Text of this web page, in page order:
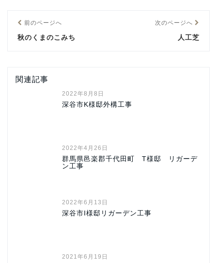
前のページへ
秋のくまのこみち
次のページへ
人工芝
関連記事
2022年8月8日
深谷市K様邸外構工事
2022年4月26日
群馬県邑楽郡千代田町 T様邸 リガーデ
ン工事
2022年6月13日
深谷市I様邸リガーデン工事
2021年6月19日